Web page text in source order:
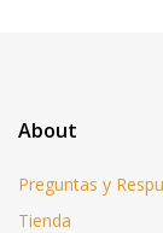
About
Preguntas y
Tienda